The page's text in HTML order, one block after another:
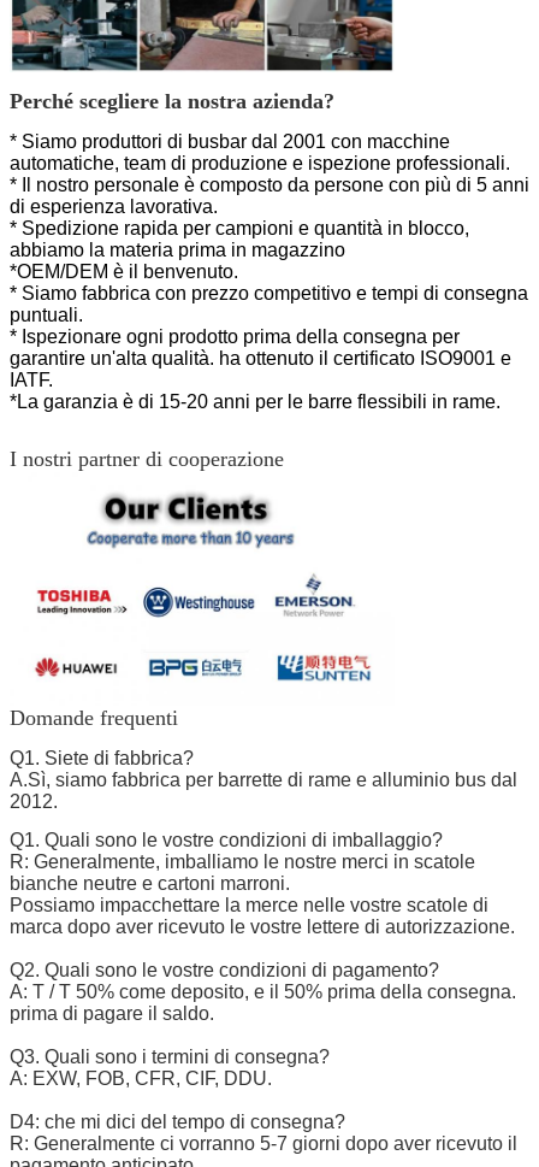
Perché scegliere la nostra azienda?
* Siamo produttori di busbar dal 2001 con macchine
automatiche, team di produzione e ispezione professionali.
* Il nostro personale è composto da persone con più di 5 anni
di esperienza lavorativa.
* Spedizione rapida per campioni e quantità in blocco,
abbiamo la materia prima in magazzino
*OEM/DEM è il benvenuto.
* Siamo fabbrica con prezzo competitivo e tempi di consegna
puntuali.
* Ispezionare ogni prodotto prima della consegna per
garantire un'alta qualità. ha ottenuto il certificato ISO9001 e
IATF.
*La garanzia è di 15-20 anni per le barre flessibili in rame.
I nostri partner di cooperazione
Domande frequenti
Q1. Siete di fabbrica?
A.Sì, siamo fabbrica per barrette di rame e alluminio bus dal
2012.
Q1. Quali sono le vostre condizioni di imballaggio?
R: Generalmente, imballiamo le nostre merci in scatole
bianche neutre e cartoni marroni.
Possiamo impacchettare la merce nelle vostre scatole di
marca dopo aver ricevuto le vostre lettere di autorizzazione.
Q2. Quali sono le vostre condizioni di pagamento?
A: T / T 50% come deposito, e il 50% prima della consegna.
prima di pagare il saldo.
Q3. Quali sono i termini di consegna?
A: EXW, FOB, CFR, CIF, DDU.
D4: che mi dici del tempo di consegna?
R: Generalmente ci vorranno 5-7 giorni dopo aver ricevuto il